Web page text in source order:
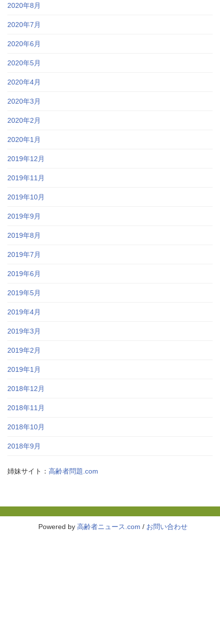
2020年8月
2020年7月
2020年6月
2020年5月
2020年4月
2020年3月
2020年2月
2020年1月
2019年12月
2019年11月
2019年10月
2019年9月
2019年8月
2019年7月
2019年6月
2019年5月
2019年4月
2019年3月
2019年2月
2019年1月
2018年12月
2018年11月
2018年10月
2018年9月
姉妹サイト： 高齢者問題.com
Powered by 高齢者ニュース.com / お問い合わせ